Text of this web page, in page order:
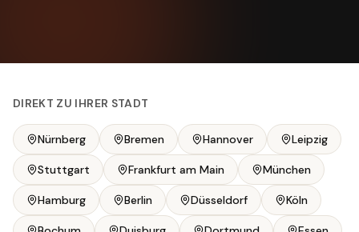
DIREKT ZU IHRER STADT
Nürnberg Bremen Hannover Leipzig
Stuttgart Frankfurt am Main München
Hamburg Berlin Düsseldorf Köln